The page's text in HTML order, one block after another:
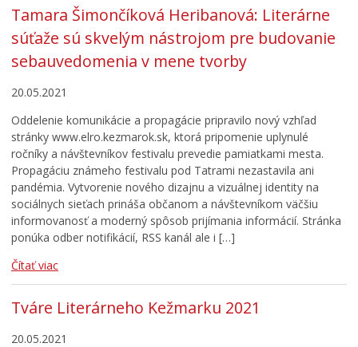
Tamara Šimončíková Heribanová: Literárne
súťaže sú skvelým nástrojom pre budovanie
sebauvedomenia v mene tvorby
20.05.2021
Oddelenie komunikácie a propagácie pripravilo nový vzhľad
stránky www.elro.kezmarok.sk, ktorá pripomenie uplynulé
ročníky a návštevníkov festivalu prevedie pamiatkami mesta.
Propagáciu známeho festivalu pod Tatrami nezastavila ani
pandémia. Vytvorenie nového dizajnu a vizuálnej identity na
sociálnych sieťach prináša občanom a návštevníkom väčšiu
informovanosť a moderný spôsob prijímania informácií. Stránka
ponúka odber notifikácií, RSS kanál ale i […]
Čítať viac
Tváre Literárneho Kežmarku 2021
20.05.2021